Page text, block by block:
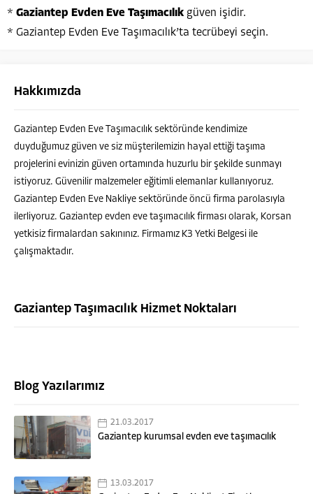
* Gaziantep Evden Eve Taşımacılık güven işidir.
* Gaziantep Evden Eve Taşımacılık’ta tecrübeyi seçin.
Hakkımızda
Gaziantep Evden Eve Taşımacılık sektöründe kendimize
duyduğumuz güven ve siz müşterilemizin hayal ettiği taşıma
projelerini evinizin güven ortamında huzurlu bir şekilde sunmayı
istiyoruz. Güvenilir malzemeler eğitimli elemanlar kullanıyoruz.
Gaziantep Evden Eve Nakliye sektöründe öncü firma parolasıyla
ilerliyoruz. Gaziantep evden eve taşımacılık firması olarak, Korsan
yetkisiz firmalardan sakınınız. Firmamız K3 Yetki Belgesi ile
çalışmaktadır.
Gaziantep Taşımacılık Hizmet Noktaları
Blog Yazılarımız
21.03.2017
Gaziantep kurumsal evden eve taşımacılık
13.03.2017